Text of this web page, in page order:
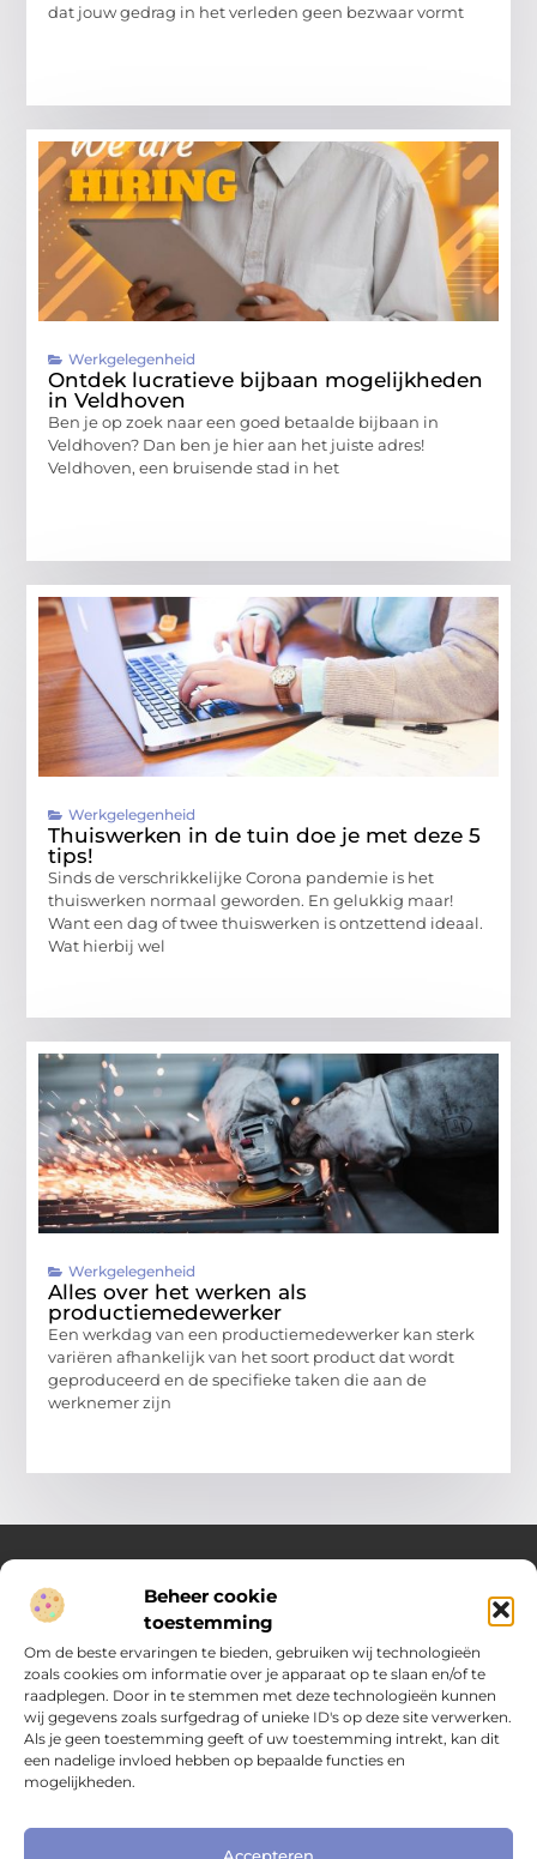
Beheer cookie
toestemming
Om de beste ervaringen te bieden, gebruiken wij technologieën
zoals cookies om informatie over je apparaat op te slaan en/of te
raadplegen. Door in te stemmen met deze technologieën kunnen
wij gegevens zoals surfgedrag of unieke ID's op deze site verwerken.
Als je geen toestemming geeft of uw toestemming intrekt, kan dit
een nadelige invloed hebben op bepaalde functies en
mogelijkheden.
Accepteren
dat jouw gedrag in het verleden geen bezwaar vormt
Werkgelegenheid
Ontdek lucratieve bijbaan mogelijkheden
in Veldhoven
Ben je op zoek naar een goed betaalde bijbaan in
Veldhoven? Dan ben je hier aan het juiste adres!
Veldhoven, een bruisende stad in het
Werkgelegenheid
Thuiswerken in de tuin doe je met deze 5
tips!
Sinds de verschrikkelijke Corona pandemie is het
thuiswerken normaal geworden. En gelukkig maar!
Want een dag of twee thuiswerken is ontzettend ideaal.
Wat hierbij wel
Werkgelegenheid
Alles over het werken als
productiemedewerker
Een werkdag van een productiemedewerker kan sterk
variëren afhankelijk van het soort product dat wordt
geproduceerd en de specifieke taken die aan de
werknemer zijn
Over Compleet Zakelijk
Praktische inzichten voor slimme beslissingen
Laat je inspireren door diverse artikelen vol toepasbare tips,
heldere inzichten en frisse perspectieven. Alles wat je nodig
hebt om met vertrouwen en overzicht keuzes te maken in het
dagelijks leven en werk.